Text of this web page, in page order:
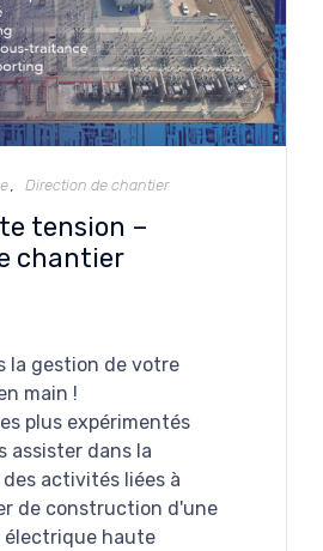
Direction de chantier
tension –
chantier
la gestion de votre
main !
plus expérimentés
assister dans la
activités liées à
de construction d'une
haute